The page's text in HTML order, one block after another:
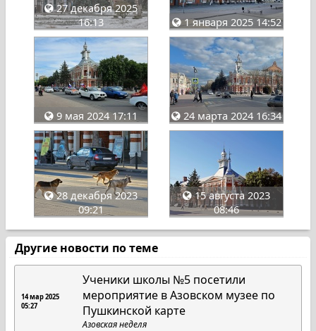
27 декабря 2025
16:13
1 января 2025 14:52
9 мая 2024 17:11 24 марта 2024 16:34
28 декабря 2023
09:21
15 августа 2023
08:46
Другие новости по теме
14 мар 2025
05:27
Ученики школы №5 посетили
мероприятие в Азовском музее по
Пушкинской карте
Азовская неделя